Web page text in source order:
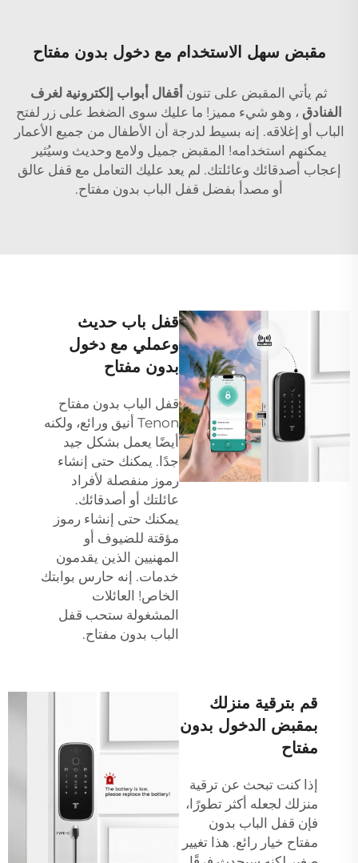
مقبض سهل الاستخدام مع دخول بدون مفتاح
ثم يأتي المقبض على تنون أقفال أبواب إلكترونية لغرف
الفنادق ، وهو شيء مميز! ما عليك سوى الضغط على زر لفتح
الباب أو إغلاقه. إنه بسيط لدرجة أن الأطفال من جميع الأعمار
يمكنهم استخدامه! المقبض جميل ولامع وحديث وسيُثير
إعجاب أصدقائك وعائلتك. لم يعد عليك التعامل مع قفل عالق
أو مصدأ بفضل قفل الباب بدون مفتاح.
قفل باب حديث
وعملي مع دخول
بدون مفتاح
قفل الباب بدون مفتاح
Tenon أنيق ورائع، ولكنه
أيضًا يعمل بشكل جيد
جدًا. يمكنك حتى إنشاء
رموز منفصلة لأفراد
عائلتك أو أصدقائك.
يمكنك حتى إنشاء رموز
مؤقتة للضيوف أو
المهنيين الذين يقدمون
خدمات. إنه حارس بوابتك
الخاص! العائلات
المشغولة ستحب قفل
الباب بدون مفتاح.
قم بترقية منزلك
بمقبض الدخول بدون
مفتاح
إذا كنت تبحث عن ترقية
منزلك لجعله أكثر تطورًا،
فإن قفل الباب بدون
مفتاح خيار رائع. هذا تغيير